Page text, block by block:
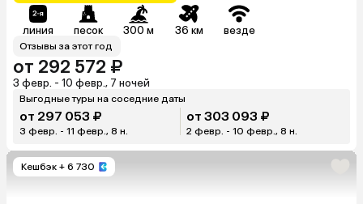
линия песок 300 м 36 км везде
Отзывы за этот год
от 292 572 ₽
3 февр. - 10 февр., 7 ночей
Выгодные туры на соседние даты
от 297 053 ₽
3 февр. - 11 февр., 8 н.
от 303 093 ₽
2 февр. - 10 февр., 8 н.
Кешбэк + 6 730